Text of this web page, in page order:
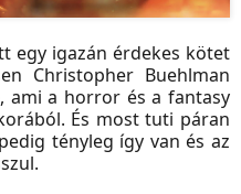
egy igazán érdekes kötet
Christopher Buehlman
ami a horror és a fantasy
És most tuti páran
tényleg így van és az